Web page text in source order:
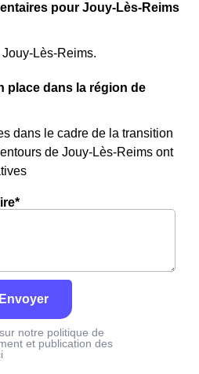
pour Jouy-Lès-Reims
Lès-Reims.
place dans la région de
dans le cadre de la transition
de Jouy-Lès-Reims ont
Envoyer
notre politique de
et publication des